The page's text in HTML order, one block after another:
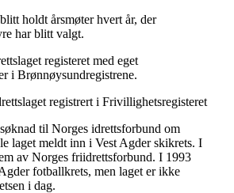
holdt årsmøter hvert år, der
har blitt valgt.
registeret med eget
i Brønnøysundregistrene.
registrert i Frivillighetsregisteret
til Norges idrettsforbund om
laget meldt inn i Vest Agder skikrets. I
av Norges friidrettsforbund. I 1993
fotballkrets, men laget er ikke
i dag.